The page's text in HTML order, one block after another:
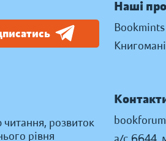
читання, розвиток
рівня
Наші
Bookmints